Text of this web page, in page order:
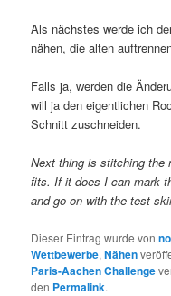
Als nächstes werde ich
nähen, die alten
Falls ja, werden die
will ja den eigentlichen
Schnitt zuschneiden.
Next thing is stitching the
fits. If it does I can mark
and go on with the test-
Dieser Eintrag wurde von
Wettbewerbe,Nähen
Paris-Aachen Challenge
den Permalink.